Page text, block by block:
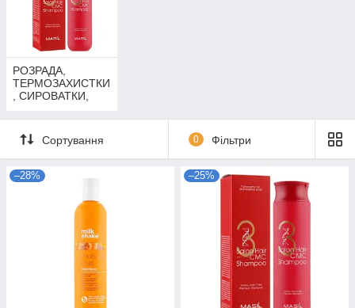
РОЗРАДА,
ТЕРМОЗАХИСТКИ
, СИРОВАТКИ,
(після душу)
Сортування
0 Фільтри
–28% –25%